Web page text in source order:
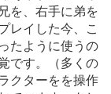
を、右手に弟を
レイした今、こ
たように使うの
です。（多くの
クターをを操作